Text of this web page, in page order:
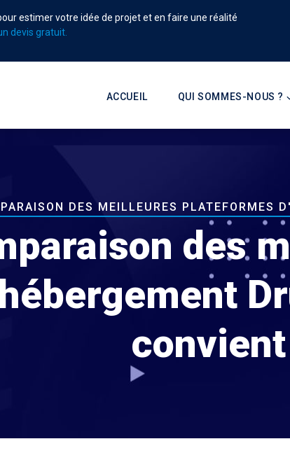
estimer votre idée de projet et en faire une réalité
devis gratuit.
ACCUEIL QUI SOMMES-NOUS ?
DES MEILLEURES PLATEFORMES
des